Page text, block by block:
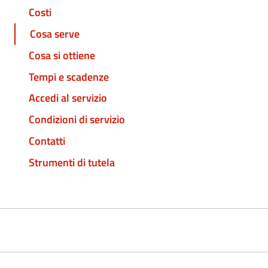
Costi
Cosa serve
Cosa si ottiene
Tempi e scadenze
Accedi al servizio
Condizioni di servizio
Contatti
Strumenti di tutela